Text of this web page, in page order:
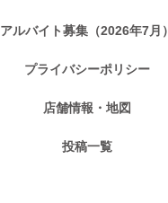
アルバイト募集（2026年7月）
プライバシーポリシー
店舗情報・地図
投稿一覧